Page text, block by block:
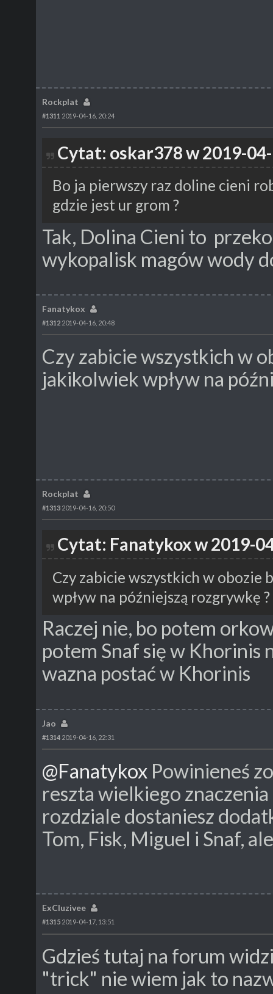
Rockplat
#1311 2019-04-16, 20:24
Cytat: oskar378 w 2019-
Bo ja pierwszy raz doline cieni
gdzie jest ur grom ?
Tak, Dolina Cieni to
wykopalisk magów wody
Fanatykox
#1312 2019-04-16, 20:48
Czy zabicie wszystkich w
jakikolwiek wpływ na
Rockplat
#1313 2019-04-16, 20:50
Cytat: Fanatykox w 2019-
Czy zabicie wszystkich w
wpływ na późniejszą rozgrywkę ?
Raczej nie, bo potem
potem Snaf się w Khorinis
wazna postać w Khorinis
Jao
#1314 2019-04-16, 22:31
@Fanatykox Powinieneś
reszta wielkiego
rozdziale dostaniesz
Tom, Fisk, Miguel i Snaf,
ExCluzivee
#1315 2019-04-17, 13:51
Gdzieś tutaj na forum
"trick" nie wiem jak to